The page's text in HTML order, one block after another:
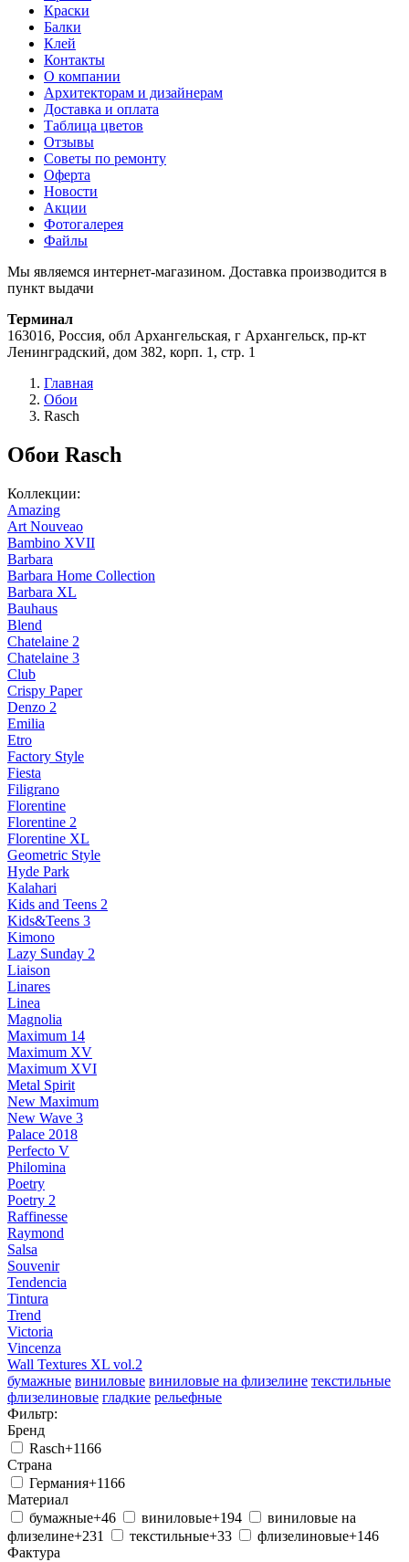
Краски
Балки
Клей
Контакты
О компании
Архитекторам и дизайнерам
Доставка и оплата
Таблица цветов
Отзывы
Советы по ремонту
Оферта
Новости
Акции
Фотогалерея
Файлы
Мы являемся интернет-магазином. Доставка производится в
пункт выдачи
Терминал
163016, Россия, обл Архангельская, г Архангельск, пр-кт
Ленинградский, дом 382, корп. 1, стр. 1
Главная
Обои
Rasch
Обои Rasch
Коллекции:
Amazing
Art Nouveao
Bambino XVII
Barbara
Barbara Home Collection
Barbara XL
Bauhaus
Blend
Chatelaine 2
Chatelaine 3
Club
Crispy Paper
Denzo 2
Emilia
Etro
Factory Style
Fiesta
Filigrano
Florentine
Florentine 2
Florentine XL
Geometric Style
Hyde Park
Kalahari
Kids and Teens 2
Kids&Teens 3
Kimono
Lazy Sunday 2
Liaison
Linares
Linea
Magnolia
Maximum 14
Maximum XV
Maximum XVI
Metal Spirit
New Maximum
New Wave 3
Palace 2018
Perfecto V
Philomina
Poetry
Poetry 2
Raffinesse
Raymond
Salsa
Souvenir
Tendencia
Tintura
Trend
Victoria
Vincenza
Wall Textures XL vol.2
бумажные виниловые виниловые на флизелине текстильные
флизелиновые гладкие рельефные
бежевые
коричневые
светло-желтые
сиреневые
бордюры рулонные
геометрия
кирпич под ткань под штукатурку ромбы с животными
кругами
с мелким рисунком с мульт-героями с растениями
Фильтр:
Бренд
Rasch+1166
Страна
Германия+1166
Материал
бумажные+46 виниловые+194
виниловые на
флизелине+231 текстильные+33 флизелиновые+146
Фактура